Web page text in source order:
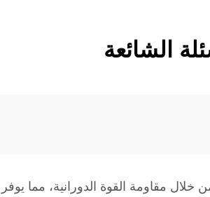
الشائعة
خلال مقاومة القوة الدورانية، مما